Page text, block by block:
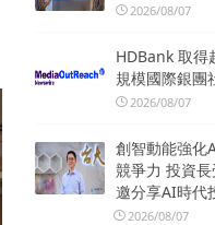
2026/08/07
HDBank 取得
規模國際銀團
2026/08/07
創智動能強化
競爭力 投資
邀分享AI時代
2026/08/07